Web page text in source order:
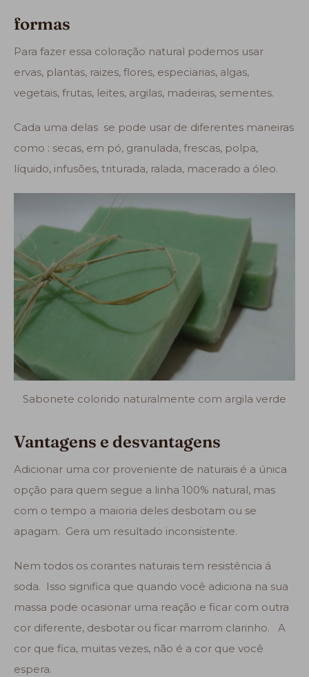
formas
Para fazer essa coloração natural podemos usar
ervas, plantas, raizes, flores, especiarias, algas,
vegetais, frutas, leites, argilas, madeiras, sementes.
Cada uma delas se pode usar de diferentes maneiras
como : secas, em pó, granulada, frescas, polpa,
líquido, infusões, triturada, ralada, macerado a óleo.
Sabonete colorido naturalmente com argila verde
Vantagens e desvantagens
Adicionar uma cor proveniente de naturais é a única
opção para quem segue a linha 100% natural, mas
com o tempo a maioria deles desbotam ou se
apagam. Gera um resultado inconsistente.
Nem todos os corantes naturais tem resistência á
soda. Isso significa que quando você adiciona na sua
massa pode ocasionar uma reação e ficar com outra
cor diferente, desbotar ou ficar marrom clarinho. A
cor que fica, muitas vezes, não é a cor que você
espera.